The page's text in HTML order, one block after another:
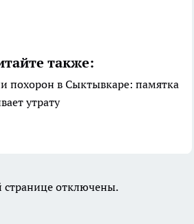
также:
похорон в Сыктывкаре: памятка
утрату
отключены.